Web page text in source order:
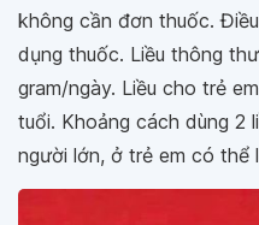
không cần đơn thuốc.
dụng thuốc. Liều thông
gram/ngày. Liều cho trẻ
tuổi. Khoảng cách dùng 2
người lớn, ở trẻ em có thể